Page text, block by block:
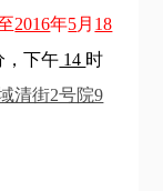
2016年5月 18
，下午 14 时
清街2号院9